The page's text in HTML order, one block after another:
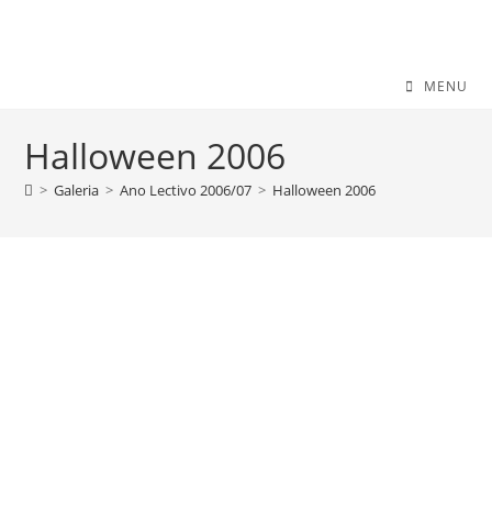
MENU
Halloween 2006
> Galeria > Ano Lectivo 2006/07 > Halloween 2006